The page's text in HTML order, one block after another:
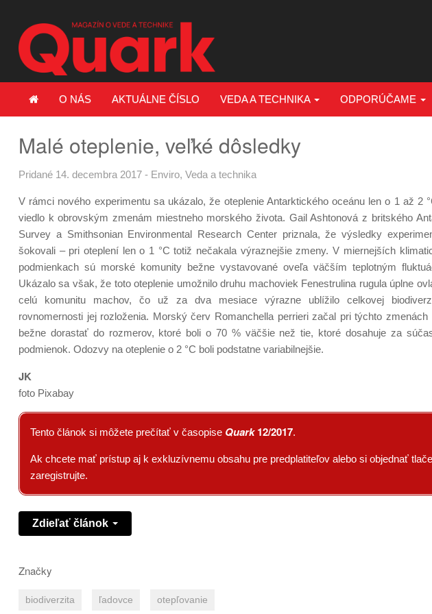
O NÁS AKTUÁLNE ČÍSLO VEDA A TECHNIKA ODPORÚČAME
Malé oteplenie, veľké dôsledky
Pridané 14. decembra 2017 - Enviro, Veda a technika
V rámci nového experimentu sa ukázalo, že oteplenie Antarktického oceánu len o 1 až 2
viedlo k obrovským zmenám miestneho morského života. Gail Ashtonová z britského
Survey a Smithsonian Environmental Research Center priznala, že výsledky
šokovali – pri oteplení len o 1 °C totiž nečakala výraznejšie zmeny. V miernejších
podmienkach sú morské komunity bežne vystavované oveľa väčším teplotným
Ukázalo sa však, že toto oteplenie umožnilo druhu machoviek Fenestrulina rugula úplne
celú komunitu machov, čo už za dva mesiace výrazne ublížilo celkovej
rovnomernosti jej rozloženia. Morský červ Romanchella perrieri začal pri týchto zmenách
bežne dorastať do rozmerov, ktoré boli o 70 % väčšie než tie, ktoré dosahuje za
podmienok. Odozvy na oteplenie o 2 °C boli podstatne variabilnejšie.
JK
foto Pixabay
Tento článok si môžete prečítať v časopise Quark12/2017.
Ak chcete mať prístup aj k exkluzívnemu obsahu pre predplatiteľov alebo si objednať
zaregistrujte.
Zdieľať článok
Značky
biodiverzita ľadovce otepľovanie